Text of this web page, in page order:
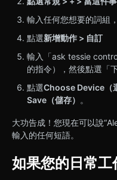
輸入任何您想要的詞組
點選新增動作 > 自訂
輸入「ask tessie
的指令），然後點選「
點選Choose Device（
Save（儲存） 。
大功告成！您現在可以說
輸入的任何短語。
如果您的日常工